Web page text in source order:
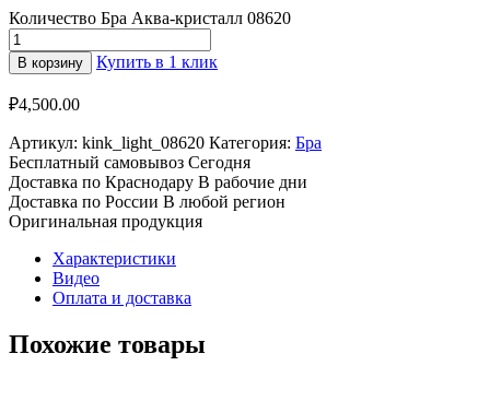
Количество Бра Аква-кристалл 08620
В корзину Купить в 1 клик
₽4,500.00
Артикул: kink_light_08620 Категория: Бра
Бесплатный самовывоз Сегодня
Доставка по Краснодару В рабочие дни
Доставка по России В любой регион
Оригинальная продукция
Характеристики
Видео
Оплата и доставка
Похожие товары